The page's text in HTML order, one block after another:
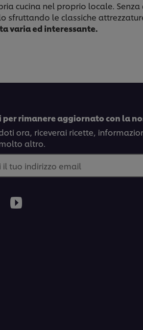
cucina nel proprio locale.
sfruttando le classiche
varia ed interessante.
per rimanere aggiornato con la
ora, riceverai ricette,
altro.
il tuo indirizzo email